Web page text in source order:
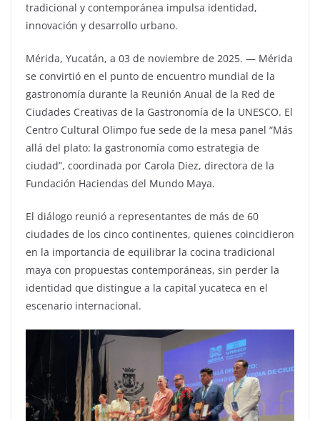
tradicional y contemporánea impulsa identidad,
innovación y desarrollo urbano.
Mérida, Yucatán, a 03 de noviembre de 2025. — Mérida
se convirtió en el punto de encuentro mundial de la
gastronomía durante la Reunión Anual de la Red de
Ciudades Creativas de la Gastronomía de la UNESCO. El
Centro Cultural Olimpo fue sede de la mesa panel “Más
allá del plato: la gastronomía como estrategia de
ciudad”, coordinada por Carola Diez, directora de la
Fundación Haciendas del Mundo Maya.
El diálogo reunió a representantes de más de 60
ciudades de los cinco continentes, quienes coincidieron
en la importancia de equilibrar la cocina tradicional
maya con propuestas contemporáneas, sin perder la
identidad que distingue a la capital yucateca en el
escenario internacional.